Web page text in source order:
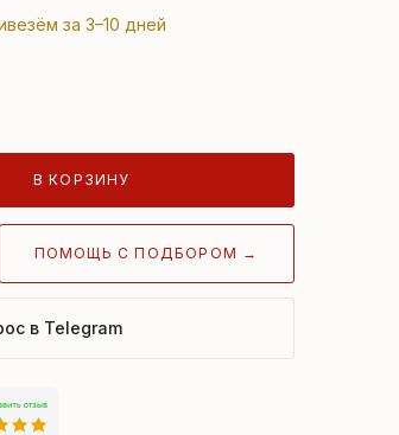
за 3–10 дней
В КОРЗИНУ
ПОМОЩЬ С ПОДБОРОМ →
в Telegram